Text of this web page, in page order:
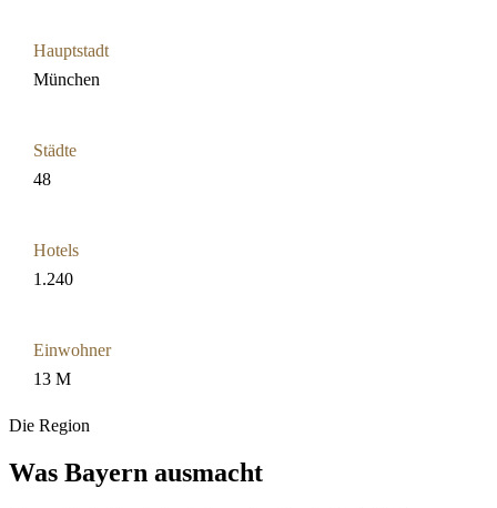
Hauptstadt
München
Städte
48
Hotels
1.240
Einwohner
13 M
Die Region
Was Bayern ausmacht